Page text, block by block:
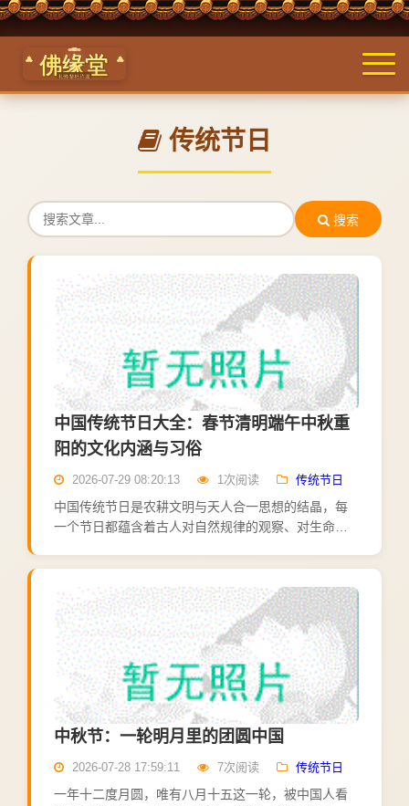
传统节日
搜索
中国传统节日大全：春节清明端午中秋重
阳的文化内涵与习俗
2026-07-29 08:20:13 1次阅读 传统节日
中国传统节日是农耕文明与天人合一思想的结晶，每
一个节日都蕴含着古人对自然规律的观察、对生命意
开始。 农历正月初一，是中国最隆重的传统节日。贴
春联、放鞭炮、...
中秋节：一轮明月里的团圆中国
2026-07-28 17:59:11 7次阅读 传统节日
一年十二度月圆，唯有八月十五这一轮，被中国人看